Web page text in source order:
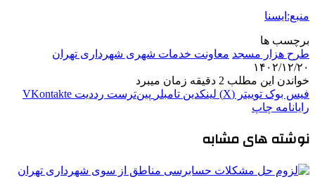
منبع:ایسنا
برچسب ها
طرح هزار مسجد معاونت خدمات شهری شهرداری تهران
۱۴۰۲/۱۲/۲۰
خواندن این مطلب 2 دقیقه زمان میبرد
فیس بوک توییتر (X) لینکدین ‫تامبلر ‫پین‌ترست ‫رددیت ‫VKontakte
رایانامه چاپ
نوشته های مشابه